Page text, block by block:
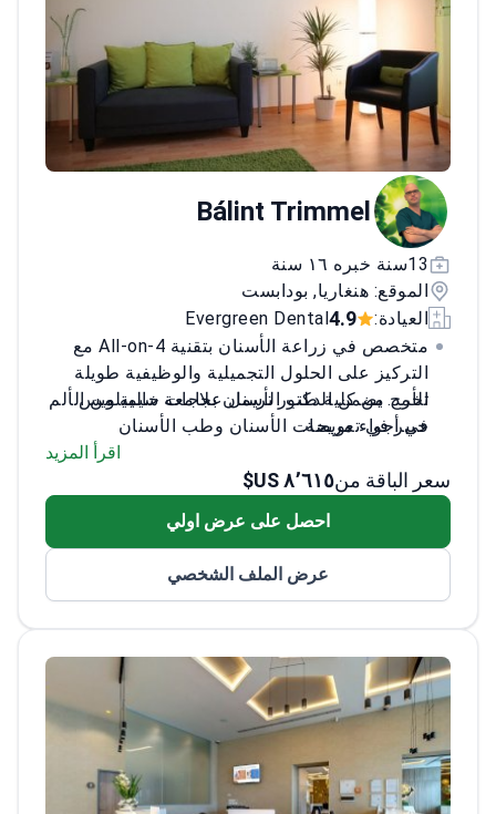
Bálint Trimmel
13سنة خبره ١٦ سنة
الموقع: هنغاريا, بودابست
العيادة:
4.9
Evergreen Dental
متخصص في زراعة الأسنان بتقنية All-on-4 مع
التركيز على الحلول التجميلية والوظيفية طويلة
الأمد. يضمن الدكتور تريمل علاجات خالية من الألم
في أجواء مريحة.
تخرج من كلية طب الأسنان بجامعة سيميلويس
خبير في تعويضات الأسنان وطب الأسنان
يجيد اللغة الإنجليزية، ويتعلم حالياً الألمانية
يؤكد على تثقيف المريض وخطط العلاج الفردية
اقرأ المزيد
سعر الباقة من٨٬٦١٥ US$
احصل على عرض اولي
عرض الملف الشخصي